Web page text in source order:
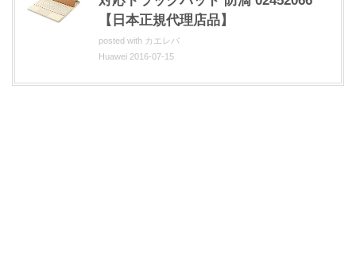
【日本正規代理店品】
posted with カエレバ
Huawei 2016-07-15